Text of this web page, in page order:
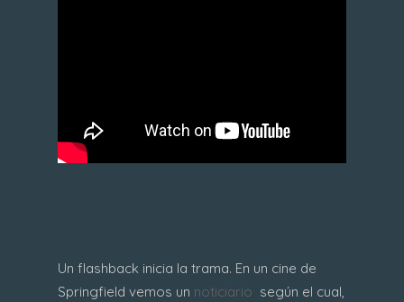
Un flashback inicia la trama. En un cine de
Springfield vemos un noticiario según el cual,